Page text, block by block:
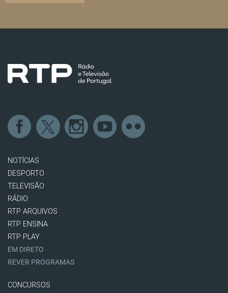
NOTÍCIAS
DESPORTO
TELEVISÃO
RÁDIO
RTP ARQUIVOS
RTP ENSINA
RTP PLAY
EM DIRETO
REVER PROGRAMAS
CONCURSOS